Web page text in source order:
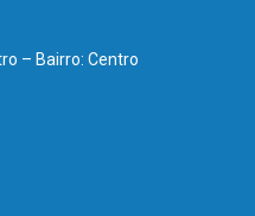
– Bairro: Centro